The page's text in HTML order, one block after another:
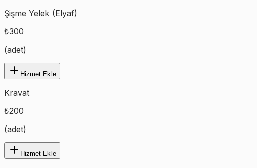
Şişme Yelek (Elyaf)
₺300
(adet)
Hizmet Ekle
Kravat
₺200
(adet)
Hizmet Ekle